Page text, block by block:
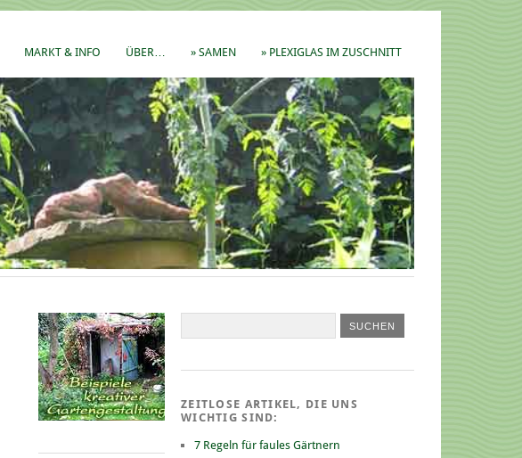
MARKT & INFO ÜBER… » SAMEN » PLEXIGLAS IM ZUSCHNITT
ZEITLOSE ARTIKEL, DIE UNS
WICHTIG SIND:
7 Regeln für faules Gärtnern